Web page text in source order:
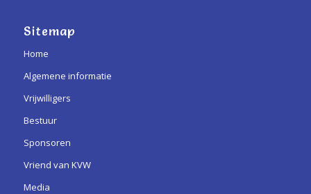
Sitemap
Home
Algemene informatie
Vrijwilligers
Bestuur
Sponsoren
Vriend van KVW
Media